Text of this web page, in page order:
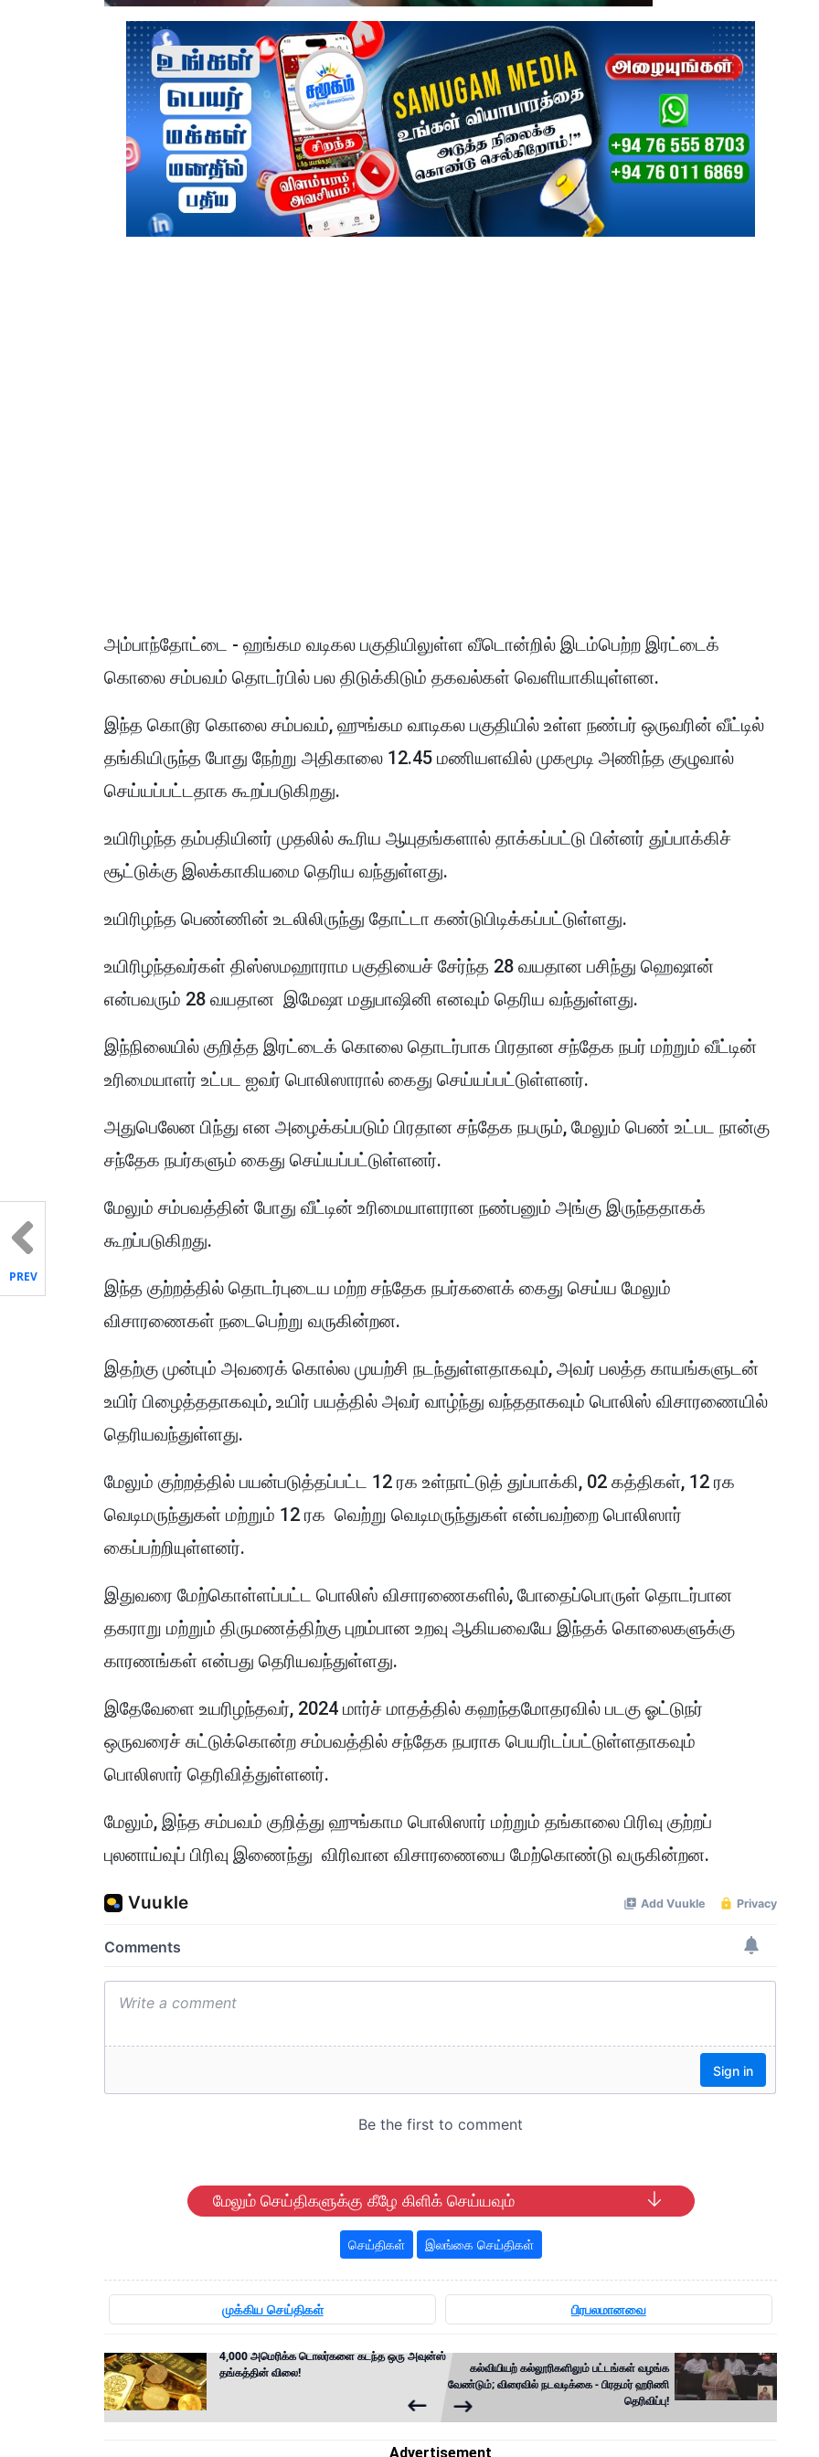
அம்பாந்தோட்டை - ஹங்கம வடிகல பகுதியிலுள்ள வீடொன்றில் இடம்பெற்ற இரட்டைக்
கொலை சம்பவம் தொடர்பில் பல திடுக்கிடும் தகவல்கள் வெளியாகியுள்ளன.
இந்த கொடூர கொலை சம்பவம், ஹுங்கம வாடிகல பகுதியில் உள்ள நண்பர் ஒருவரின் வீட்டில்
தங்கியிருந்த போது நேற்று அதிகாலை 12.45 மணியளவில் முகமூடி அணிந்த குழுவால்
செய்யப்பட்டதாக கூறப்படுகிறது.
உயிரிழந்த தம்பதியினர் முதலில் கூரிய ஆயுதங்களால் தாக்கப்பட்டு பின்னர் துப்பாக்கிச்
சூட்டுக்கு இலக்காகியமை தெரிய வந்துள்ளது.
உயிரிழந்த பெண்ணின் உடலிலிருந்து தோட்டா கண்டுபிடிக்கப்பட்டுள்ளது.
உயிரிழந்தவர்கள் திஸ்ஸமஹாராம பகுதியைச் சேர்ந்த 28 வயதான பசிந்து ஹெஷான்
என்பவரும் 28 வயதான இமேஷா மதுபாஷினி எனவும் தெரிய வந்துள்ளது.
இந்நிலையில் குறித்த இரட்டைக் கொலை தொடர்பாக பிரதான சந்தேக நபர் மற்றும் வீட்டின்
உரிமையாளர் உட்பட ஐவர் பொலிஸாரால் கைது செய்யப்பட்டுள்ளனர்.
அதுபெலேன பிந்து என அழைக்கப்படும் பிரதான சந்தேக நபரும், மேலும் பெண் உட்பட நான்கு
சந்தேக நபர்களும் கைது செய்யப்பட்டுள்ளனர்.
மேலும் சம்பவத்தின் போது வீட்டின் உரிமையாளரான நண்பனும் அங்கு இருந்ததாகக்
கூறப்படுகிறது.
இந்த குற்றத்தில் தொடர்புடைய மற்ற சந்தேக நபர்களைக் கைது செய்ய மேலும்
விசாரணைகள் நடைபெற்று வருகின்றன.
இதற்கு முன்பும் அவரைக் கொல்ல முயற்சி நடந்துள்ளதாகவும், அவர் பலத்த காயங்களுடன்
உயிர் பிழைத்ததாகவும், உயிர் பயத்தில் அவர் வாழ்ந்து வந்ததாகவும் பொலிஸ் விசாரணையில்
தெரியவந்துள்ளது.
மேலும் குற்றத்தில் பயன்படுத்தப்பட்ட 12 ரக உள்நாட்டுத் துப்பாக்கி, 02 கத்திகள், 12 ரக
வெடிமருந்துகள் மற்றும் 12 ரக வெற்று வெடிமருந்துகள் என்பவற்றை பொலிஸார்
கைப்பற்றியுள்ளனர்.
இதுவரை மேற்கொள்ளப்பட்ட பொலிஸ் விசாரணைகளில், போதைப்பொருள் தொடர்பான
தகராறு மற்றும் திருமணத்திற்கு புறம்பான உறவு ஆகியவையே இந்தக் கொலைகளுக்கு
காரணங்கள் என்பது தெரியவந்துள்ளது.
இதேவேளை உயரிழந்தவர், 2024 மார்ச் மாதத்தில் கஹந்தமோதரவில் படகு ஓட்டுநர்
ஒருவரைச் சுட்டுக்கொன்ற சம்பவத்தில் சந்தேக நபராக பெயரிடப்பட்டுள்ளதாகவும்
பொலிஸார் தெரிவித்துள்ளனர்.
மேலும், இந்த சம்பவம் குறித்து ஹுங்காம பொலிஸார் மற்றும் தங்காலை பிரிவு குற்றப்
புலனாய்வுப் பிரிவு இணைந்து விரிவான விசாரணையை மேற்கொண்டு வருகின்றன.
மேலும் செய்திகளுக்கு கீழே கிளிக் செய்யவும்
செய்திகள் இலங்கை செய்திகள்
முக்கிய செய்திகள் பிரபலமானவை
4,000 அமெரிக்க டொலர்களை கடந்த ஒரு அவுன்ஸ்
தங்கத்தின் விலை!
கல்வியியற் கல்லூரிகளிலும் பட்டங்கள் வழங்க
வேண்டும்; விரைவில் நடவடிக்கை - பிரதமர் ஹரிணி
தெரிவிப்பு!
PREV
Advertisement